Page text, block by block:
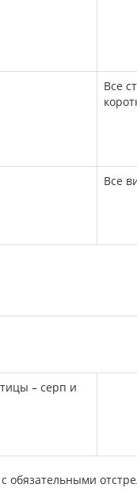
Все
Все
– серп и
обязательными